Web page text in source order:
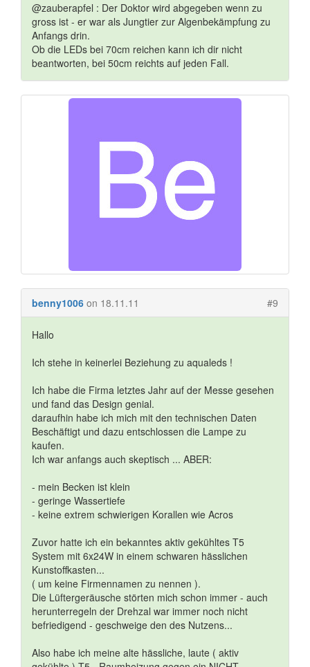
@zauberapfel : Der Doktor wird abgegeben wenn zu
gross ist - er war als Jungtier zur Algenbekämpfung zu
Anfangs drin.
Ob die LEDs bei 70cm reichen kann ich dir nicht
beantworten, bei 50cm reichts auf jeden Fall.
benny1006 on 18.11.11 #9
Hallo
Ich stehe in keinerlei Beziehung zu aqualeds !
Ich habe die Firma letztes Jahr auf der Messe gesehen
und fand das Design genial.
daraufhin habe ich mich mit den technischen Daten
Beschäftigt und dazu entschlossen die Lampe zu
kaufen.
Ich war anfangs auch skeptisch ... ABER:
- mein Becken ist klein
- geringe Wassertiefe
- keine extrem schwierigen Korallen wie Acros
Zuvor hatte ich ein bekanntes aktiv gekühltes T5
System mit 6x24W in einem schwaren hässlichen
Kunstoffkasten...
( um keine Firmennamen zu nennen ).
Die Lüftergeräusche störten mich schon immer - auch
herunterregeln der Drehzal war immer noch nicht
befriedigend - geschweige den des Nutzens...
Also habe ich meine alte hässliche, laute ( aktiv